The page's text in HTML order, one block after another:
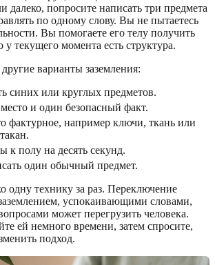
далеко, попросите написать три предмета
по одному слову. Вы не пытаетесь
Вы помогаете его телу получить
у текущего момента есть структура.
варианты заземления:
синих или круглых предметов.
и один безопасный факт.
фактурное, например ключи, ткань или
к полу на десять секунд.
один обычный предмет.
одну технику за раз. Переключение
успокаивающими словами,
может перегрузить человека.
ей немного времени, затем спросите,
подход.